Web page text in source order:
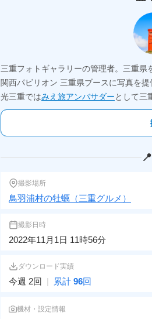
三重フォトギャラリーの管理者。三重
関西パビリオン 三重県ブースに写真を提
光三重ではみえ旅アンバサダーとして三
撮影場所
鳥羽浦村の牡蠣（三重グルメ）
撮影日時
2022年11月1日 11時56分
ダウンロード実績
今週 2回 | 累計 96回
機材・設定情報